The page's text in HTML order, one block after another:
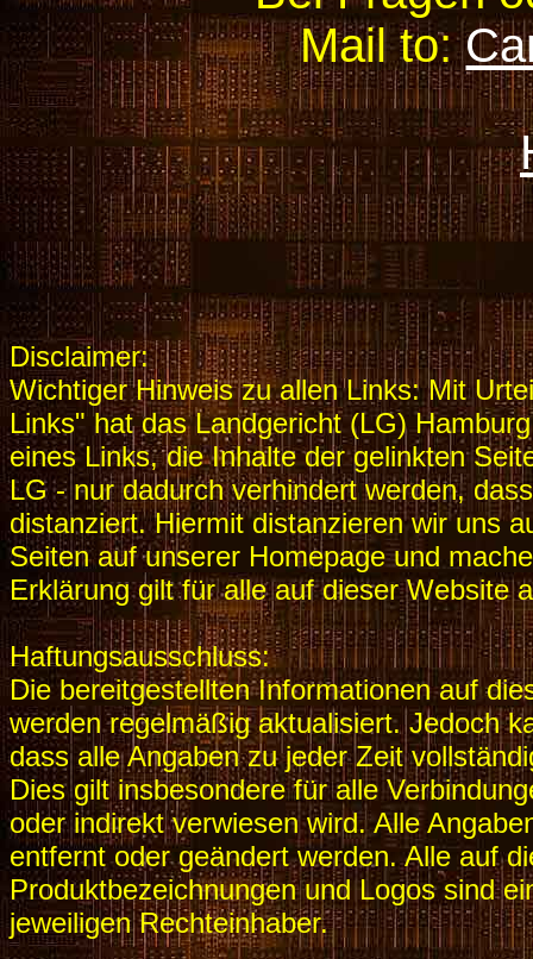
Mail to:
Disclaimer:
Wichtiger Hinweis zu allen Links: Mit
Links" hat das Landgericht (LG)
eines Links, die Inhalte der gelinkten
LG - nur dadurch verhindert werden,
distanziert. Hiermit distanzieren wir uns
Seiten auf unserer Homepage und
Erklärung gilt für alle auf dieser Website
Haftungsausschluss:
Die bereitgestellten Informationen auf
werden regelmäßig aktualisiert. Jedoch
dass alle Angaben zu jeder Zeit
Dies gilt insbesondere für alle
oder indirekt verwiesen wird. Alle
entfernt oder geändert werden. Alle auf
Produktbezeichnungen und Logos sind
jeweiligen Rechteinhaber.